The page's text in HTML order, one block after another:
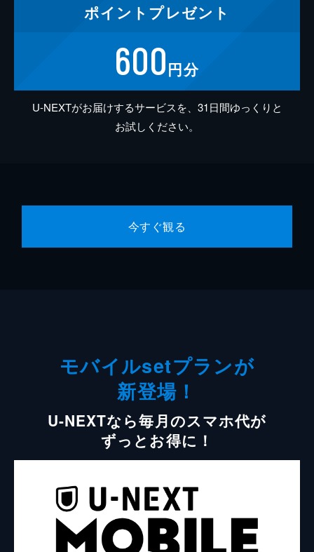
ポイント プレゼント
600円分
U-NEXTがお届けするサービスを、31日間ゆっくりと
お試しください。
今すぐ観る
モバイルsetプランが
新登場！
U-NEXTなら毎月のスマホ代が
ずっとお得に！